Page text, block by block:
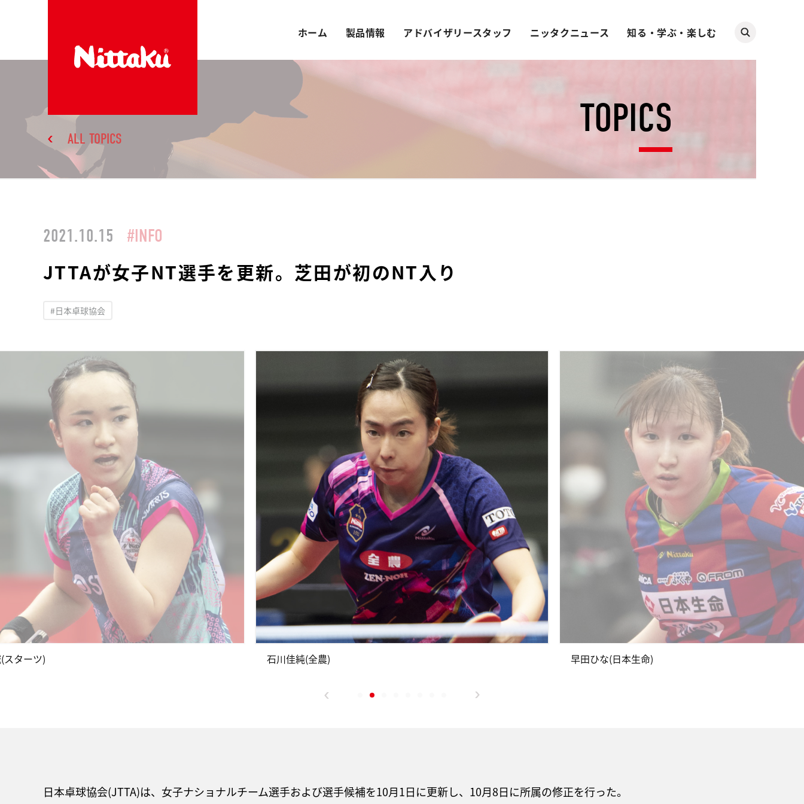
ホーム 製品情報 アドバイザリースタッフ ニッタクニュース 知る・学ぶ・楽しむ
TOPICS
ALL TOPICS
2021.10.15 #INFO
JTTAが女子NT選手を更新。芝田が初のNT入り
#日本卓球協会
スターツ) 石川佳純(全農) 早田ひな(日本生命)
日本卓球協会(JTTA)は、女子ナショナルチーム選手および選手候補を10月1日に更新し、10月8日に所属の修正を行った。